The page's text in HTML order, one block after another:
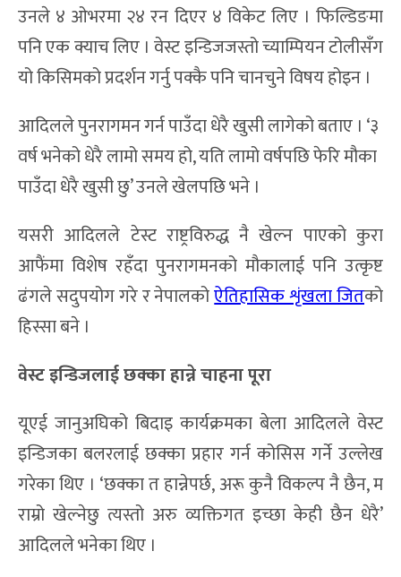
उनले ४ ओभरमा २४ रन दिएर ४ विकेट लिए । फिल्डिङमा
पनि एक क्याच लिए । वेस्ट इन्डिजजस्तो च्याम्पियन टोलीसँग
यो किसिमको प्रदर्शन गर्नु पक्कै पनि चानचुने विषय होइन ।
आदिलले पुनरागमन गर्न पाउँदा धेरै खुसी लागेको बताए । ‘३
वर्ष भनेको धेरै लामो समय हो, यति लामो वर्षपछि फेरि मौका
पाउँदा धेरै खुसी छु’ उनले खेलपछि भने ।
यसरी आदिलले टेस्ट राष्ट्रविरुद्ध नै खेल्न पाएको कुरा
आफैंमा विशेष रहँदा पुनरागमनको मौकालाई पनि उत्कृष्ट
ढंगले सदुपयोग गरे र नेपालकोऐतिहासिक शृंखला जितको
हिस्सा बने ।
वेस्ट इन्डिजलाई छक्का हान्ने चाहना पूरा
यूएई जानुअघिको बिदाइ कार्यक्रमका बेला आदिलले वेस्ट
इन्डिजका बलरलाई छक्का प्रहार गर्न कोसिस गर्ने उल्लेख
गरेका थिए । ‘छक्का त हान्नेपर्छ, अरू कुनै विकल्प नै छैन, म
राम्रो खेल्नेछु त्यस्तो अरु व्यक्तिगत इच्छा केही छैन धेरै’
आदिलले भनेका थिए ।